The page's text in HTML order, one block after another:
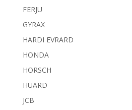
FERJU
GYRAX
HARDI EVRARD
HONDA
HORSCH
HUARD
JCB